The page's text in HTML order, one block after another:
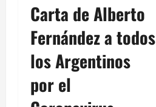
Carta de Alberto
Fernández a todos
los Argentinos
por el